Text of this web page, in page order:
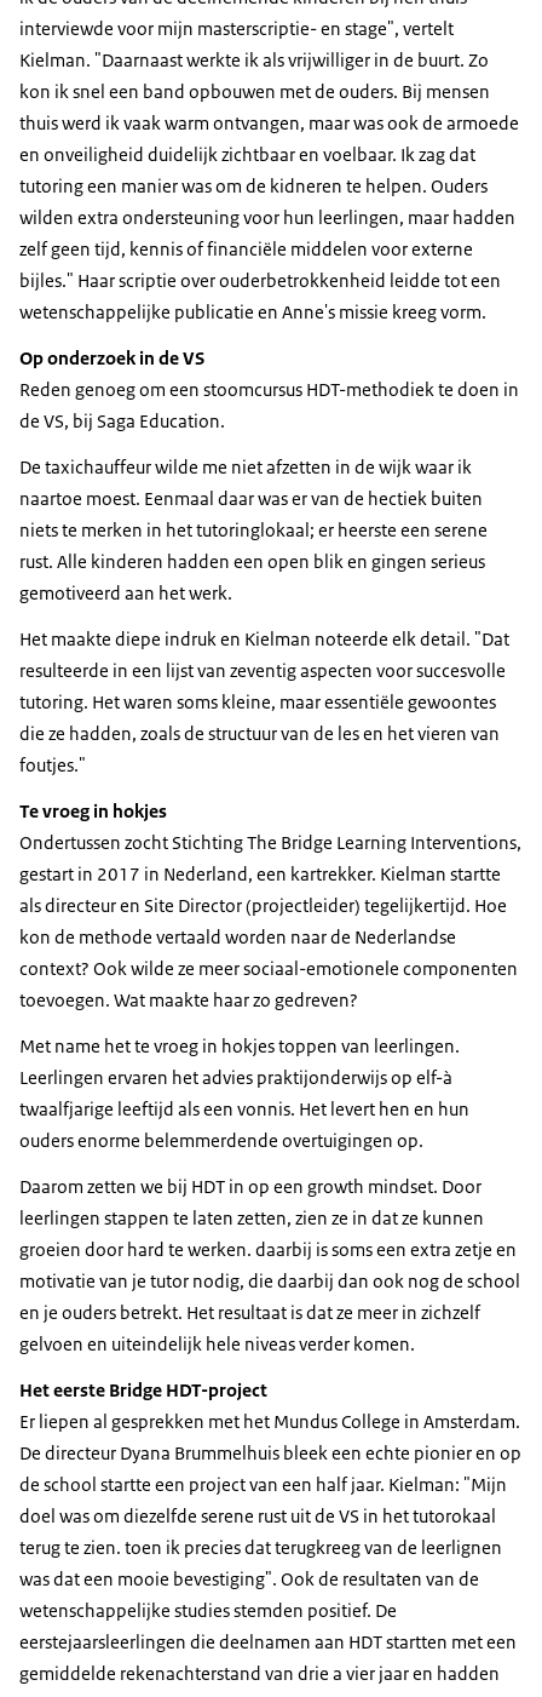
interviewde voor mijn masterscriptie- en stage", vertelt
Kielman. "Daarnaast werkte ik als vrijwilliger in de buurt. Zo
kon ik snel een band opbouwen met de ouders. Bij mensen
thuis werd ik vaak warm ontvangen, maar was ook de armoede
en onveiligheid duidelijk zichtbaar en voelbaar. Ik zag dat
tutoring een manier was om de kidneren te helpen. Ouders
wilden extra ondersteuning voor hun leerlingen, maar hadden
zelf geen tijd, kennis of financiële middelen voor externe
bijles." Haar scriptie over ouderbetrokkenheid leidde tot een
wetenschappelijke publicatie en Anne's missie kreeg vorm.
Op onderzoek in de VS
Reden genoeg om een stoomcursus HDT-methodiek te doen in
de VS, bij Saga Education.
De taxichauffeur wilde me niet afzetten in de wijk waar ik
naartoe moest. Eenmaal daar was er van de hectiek buiten
niets te merken in het tutoringlokaal; er heerste een serene
rust. Alle kinderen hadden een open blik en gingen serieus
gemotiveerd aan het werk.
Het maakte diepe indruk en Kielman noteerde elk detail. "Dat
resulteerde in een lijst van zeventig aspecten voor succesvolle
tutoring. Het waren soms kleine, maar essentiële gewoontes
die ze hadden, zoals de structuur van de les en het vieren van
foutjes."
Te vroeg in hokjes
Ondertussen zocht Stichting The Bridge Learning Interventions,
gestart in 2017 in Nederland, een kartrekker. Kielman startte
als directeur en Site Director (projectleider) tegelijkertijd. Hoe
kon de methode vertaald worden naar de Nederlandse
context? Ook wilde ze meer sociaal-emotionele componenten
toevoegen. Wat maakte haar zo gedreven?
Met name het te vroeg in hokjes toppen van leerlingen.
Leerlingen ervaren het advies praktijonderwijs op elf-à
twaalfjarige leeftijd als een vonnis. Het levert hen en hun
ouders enorme belemmerdende overtuigingen op.
Daarom zetten we bij HDT in op een growth mindset. Door
leerlingen stappen te laten zetten, zien ze in dat ze kunnen
groeien door hard te werken. daarbij is soms een extra zetje en
motivatie van je tutor nodig, die daarbij dan ook nog de school
en je ouders betrekt. Het resultaat is dat ze meer in zichzelf
gelvoen en uiteindelijk hele niveas verder komen.
Het eerste Bridge HDT-project
Er liepen al gesprekken met het Mundus College in Amsterdam.
De directeur Dyana Brummelhuis bleek een echte pionier en op
de school startte een project van een half jaar. Kielman: "Mijn
doel was om diezelfde serene rust uit de VS in het tutorokaal
terug te zien. toen ik precies dat terugkreeg van de leerlignen
was dat een mooie bevestiging". Ook de resultaten van de
wetenschappelijke studies stemden positief. De
eerstejaarsleerlingen die deelnamen aan HDT startten met een
gemiddelde rekenachterstand van drie a vier jaar en hadden